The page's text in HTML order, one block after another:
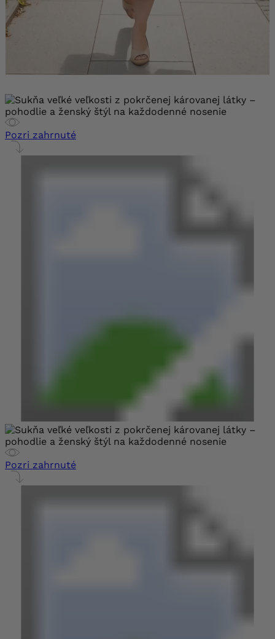
Pozri zahrnuté
Pozri zahrnuté